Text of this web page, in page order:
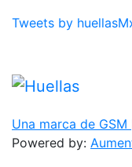
Tweets by
Una marca de GSM
Powered by: